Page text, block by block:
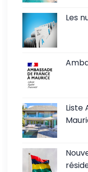
Les
Liste